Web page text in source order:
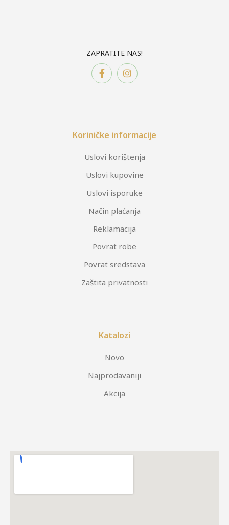
ZAPRATITE NAS!
Koriničke informacije
Uslovi korištenja
Uslovi kupovine
Uslovi isporuke
Način plaćanja
Reklamacija
Povrat robe
Povrat sredstava
Zaštita privatnosti
Katalozi
Novo
Najprodavaniji
Akcija